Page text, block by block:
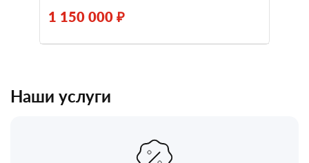
1 150 000 ₽
Наши услуги